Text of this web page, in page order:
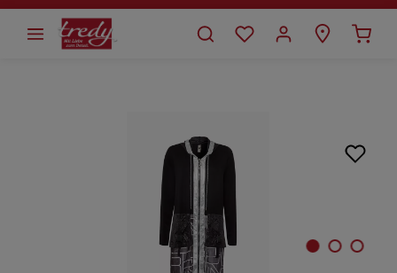
springen